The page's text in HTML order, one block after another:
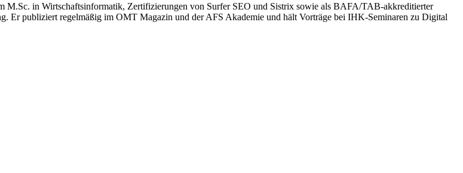
in Wirtschaftsinformatik, Zertifizierungen von Surfer SEO und Sistrix sowie als BAFA/TAB-akkreditierter
Er publiziert regelmäßig im OMT Magazin und der AFS Akademie und hält Vorträge bei IHK-Seminaren zu Digital